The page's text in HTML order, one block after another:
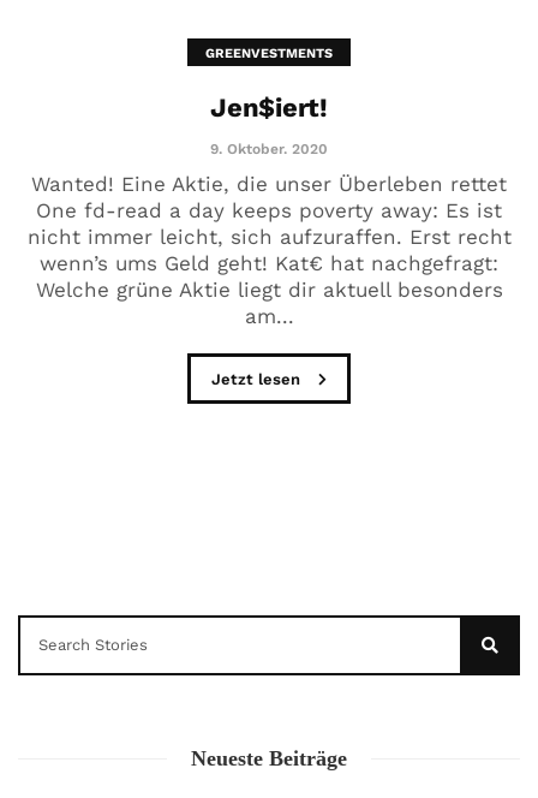
GREENVESTMENTS
Jen$iert!
9. Oktober. 2020
Wanted! Eine Aktie, die unser Überleben rettet
One fd-read a day keeps poverty away: Es ist
nicht immer leicht, sich aufzuraffen. Erst recht
wenn’s ums Geld geht! Kat€ hat nachgefragt:
Welche grüne Aktie liegt dir aktuell besonders
am...
Jetzt lesen
Neueste Beiträge